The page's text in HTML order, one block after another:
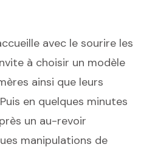
avec le sourire les
à choisir un modèle
ainsi que leurs
en quelques minutes
un au-revoir
manipulations de